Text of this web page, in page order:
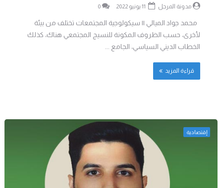
مدونة المرجل 0
محمد جواد الميالي || سيكولوجية المجتمعات تختلف من بيئة
لأخرى، حسب الظروف المكونة للنسيج المجتمعي هناك، كذلك
الخطاب الديني السياسي، الجامع ...
قراءة المزيد
إقتصادية